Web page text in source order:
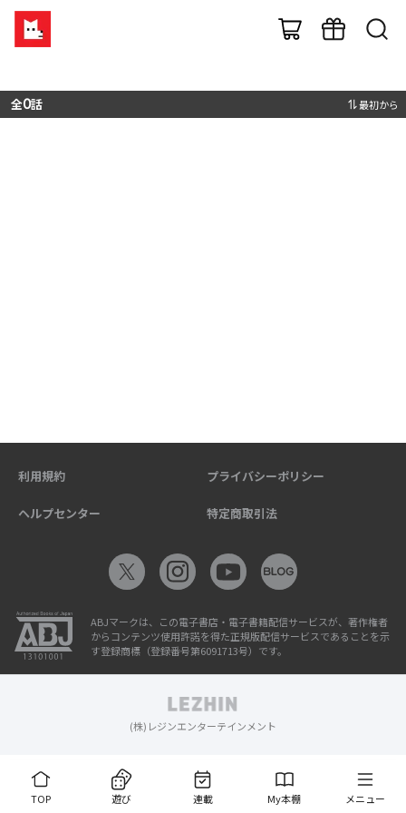
全0話 最初から
TOP 遊び 連載 My本棚 メニュー
利用規約 プライバシーポリシー
ヘルプセンター 特定商取引法
ABJマークは、この電子書店・電子書籍配信サービスが、著作権者
からコンテンツ使用許諾を得た正規版配信サービスであることを示
す登録商標（登録番号第6091713号）です。
(株)レジンエンターテインメント